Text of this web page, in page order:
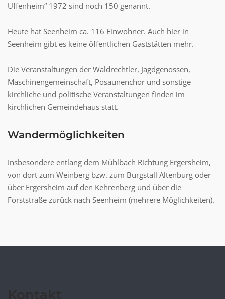
Uffenheim“ 1972 sind noch 150 genannt.
Heute hat Seenheim ca. 116 Einwohner. Auch hier in
Seenheim gibt es keine öffentlichen Gaststätten mehr.
Die Veranstaltungen der Waldrechtler, Jagdgenossen,
Maschinengemeinschaft, Posaunenchor und sonstige
kirchliche und politische Veranstaltungen finden im
kirchlichen Gemeindehaus statt.
Wandermöglichkeiten
Insbesondere entlang dem Mühlbach Richtung Ergersheim,
von dort zum Weinberg bzw. zum Burgstall Altenburg oder
über Ergersheim auf den Kehrenberg und über die
Forststraße zurück nach Seenheim (mehrere Möglichkeiten).